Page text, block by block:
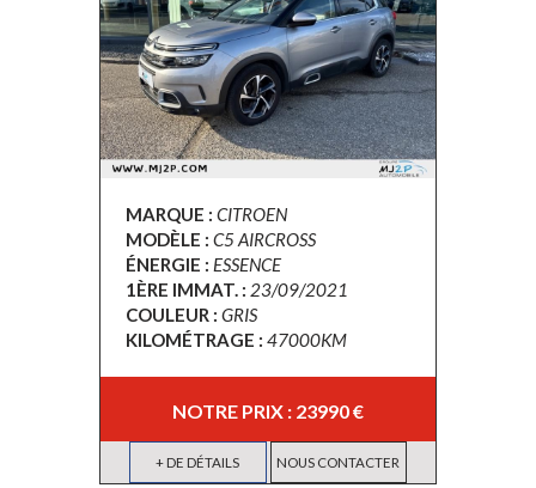
MARQUE : CITROEN
MODÈLE : C5 AIRCROSS
ÉNERGIE : ESSENCE
1ÈRE IMMAT. : 23/09/2021
COULEUR : GRIS
KILOMÉTRAGE : 47000KM
NOTRE PRIX : 23990 €
+ DE DÉTAILS NOUS CONTACTER